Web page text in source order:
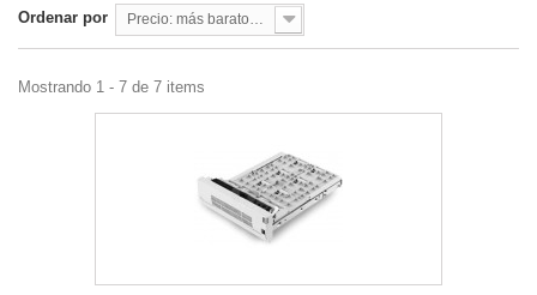
Ordenar por Precio: más baratos primero
Mostrando 1 - 7 de 7 items